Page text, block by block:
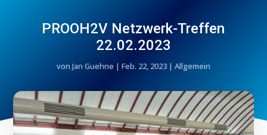
PROOH2V Netzwerk-Treffen
22.02.2023
von Jan Guehne | Feb. 22, 2023| Allgemein